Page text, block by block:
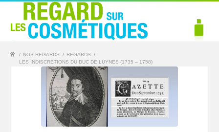
/ NOS REGARDS / REGARDS
/
LES INDISCRÉTIONS DU DUC DE LUYNES (1735 – 1758)